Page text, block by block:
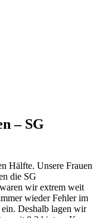
– SG
Hälfte. Unsere Frauen
die SG
wir extrem weit
wieder Fehler im
Deshalb lagen wir